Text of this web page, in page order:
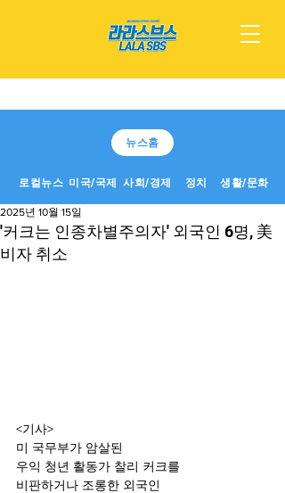
뉴스홈
로컬뉴스 미국/국제 사회/경제 정치 생활/문화
'커크는 인종차별주의자' 외국인 6명, 美
비자 취소
2025년 10월 15일
<기사>
미 국무부가 암살된
우익 청년 활동가 찰리 커크를
비판하거나 조롱한 외국인